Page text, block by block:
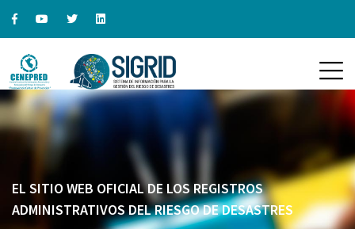
EL SITIO WEB OFICIAL DE LOS REGISTROS
ADMINISTRATIVOS DEL RIESGO DE DESASTRES